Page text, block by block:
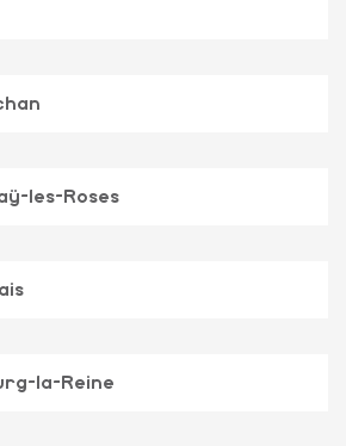
les-Roses
la-Reine